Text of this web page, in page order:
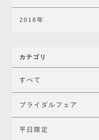
2018年
カテゴリ
すべて
ブライダルフェア
平日限定